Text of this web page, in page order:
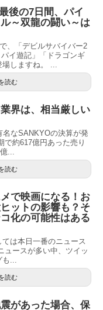
後の7日間、パイ
～双龍の闘い～は
、「デビルサバイバー2
イ遊記」「ドラゴンギ
場しますね。 ...
読む
界は、相当厳しい
なSANKYOの決算が発
で約617億円あった売り
...
読む
で映画になる！お
ットの影響も？そ
化の可能性はある
は本日一番のニュース
ュースが多い中、ツイッ
も...
読む
があった場合、保